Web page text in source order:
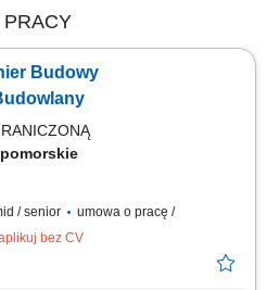
Budowy
pomorskie
/ senior
umowa o pracę /
bez CV